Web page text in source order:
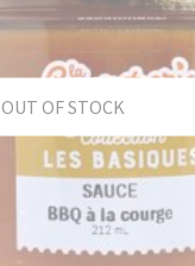
OUT OF STOCK